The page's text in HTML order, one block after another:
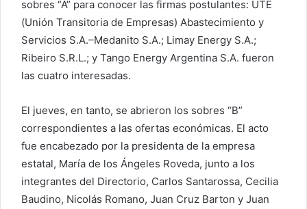
sobres “A” para conocer las firmas postulantes: UTE
(Unión Transitoria de Empresas) Abastecimiento y
Servicios S.A.–Medanito S.A.; Limay Energy S.A.;
Ribeiro S.R.L.; y Tango Energy Argentina S.A. fueron
las cuatro interesadas.
El jueves, en tanto, se abrieron los sobres “B”
correspondientes a las ofertas económicas. El acto
fue encabezado por la presidenta de la empresa
estatal, María de los Ángeles Roveda, junto a los
integrantes del Directorio, Carlos Santarossa, Cecilia
Baudino, Nicolás Romano, Juan Cruz Barton y Juan